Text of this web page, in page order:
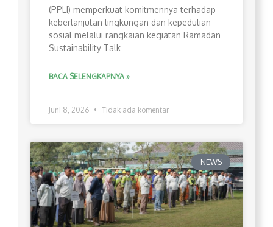
(PPLI) memperkuat komitmennya terhadap
keberlanjutan lingkungan dan kepedulian
sosial melalui rangkaian kegiatan Ramadan
Sustainability Talk
BACA SELENGKAPNYA »
Juni 8, 2026 Tidak ada komentar
NEWS